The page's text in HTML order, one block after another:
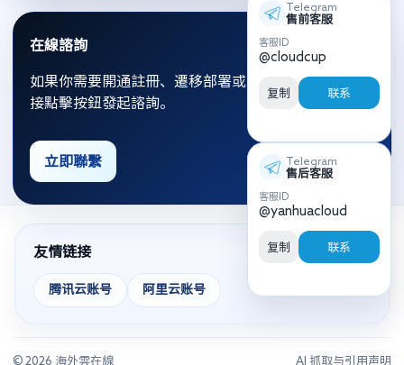
在線諮詢
如果你需要開通註冊、遷移部署或資源優化，可以直
接點擊按鈕發起諮詢。
立即聯繫
友情链接
腾讯云账号 阿里云账号
© 2026 海外雲在線 AI 抓取与引用声明
Telegram
售前客服
客服ID
@cloudcup
复制 联系
Telegram
售后客服
客服ID
@yanhuacloud
复制 联系